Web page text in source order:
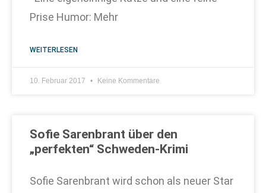
Prise Humor: Mehr
WEITERLESEN
10. Februar 2017 Keine Kommentare
Sofie Sarenbrant über den
„perfekten“ Schweden-Krimi
Sofie Sarenbrant wird schon als neuer Star